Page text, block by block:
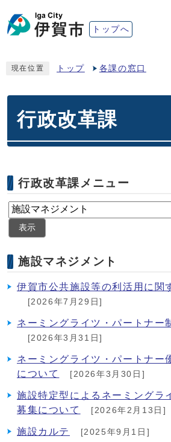
トップへ
現在位置 トップ 各課の窓口
行政改革課
行政改革課メニュー
表示
施設マネジメント
伊賀市公共施設等の利活用に関
[2026年7月29日]
ネーミングライツ・パートナー
[2026年3月31日]
ネーミングライツ・パートナー
について
[2026年3月30日]
施設特定型によるネーミングラ
募集について
[2026年2月13日]
施設カルテ [2025年9月1日]